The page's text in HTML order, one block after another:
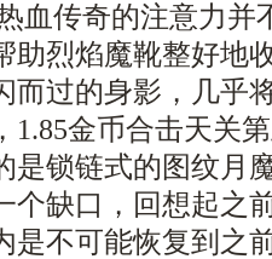
血传奇的注意力并
助烈焰魔靴整好地
而过的身影，几乎
1.85金币合击天关
是锁链式的图纹月
个缺口，回想起之
是不可能恢复到之